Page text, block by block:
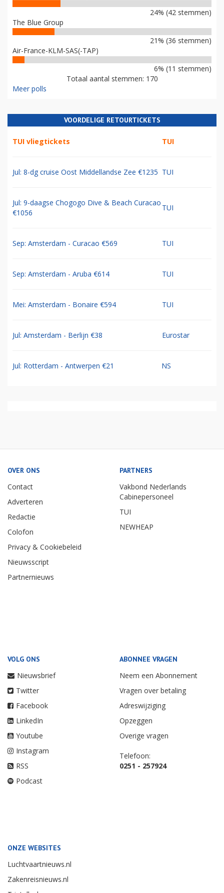
24% (42 stemmen)
The Blue Group
21% (36 stemmen)
Air-France-KLM-SAS(-TAP)
6% (11 stemmen)
Totaal aantal stemmen: 170
Meer polls
VOORDELIGE RETOURTICKETS
TUI vliegtickets TUI
Jul: 8-dg cruise Oost Middellandse Zee €1235 TUI
Jul: 9-daagse Chogogo Dive & Beach Curacao
€1056
TUI
Sep: Amsterdam - Curacao €569 TUI
Sep: Amsterdam - Aruba €614 TUI
Mei: Amsterdam - Bonaire €594 TUI
Jul: Amsterdam - Berlijn €38 Eurostar
Jul: Rotterdam - Antwerpen €21 NS
OVER ONS
Contact
Adverteren
Redactie
Colofon
Privacy & Cookiebeleid
Nieuwsscript
Partnernieuws
PARTNERS
Vakbond Nederlands
Cabinepersoneel
TUI
NEWHEAP
VOLG ONS
Nieuwsbrief
Twitter
Facebook
LinkedIn
Youtube
Instagram
RSS
Podcast
ABONNEE VRAGEN
Neem een Abonnement
Vragen over betaling
Adreswijziging
Opzeggen
Overige vragen
Telefoon:
0251 - 257924
ONZE WEBSITES
Luchtvaartnieuws.nl
Zakenreisnieuws.nl